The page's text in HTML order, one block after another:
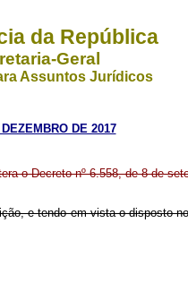
da República
Geral
Assuntos Jurídicos
DE 2017
o Decreto nº 6.558, de 8 de
e tendo em vista o disposto